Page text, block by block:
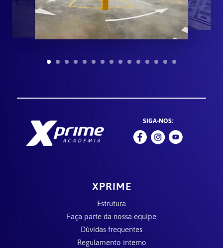
SIGA-NOS:
XPRIME
Estrutura
Faça parte da nossa equipe
Dúvidas frequentes
Regulamento interno